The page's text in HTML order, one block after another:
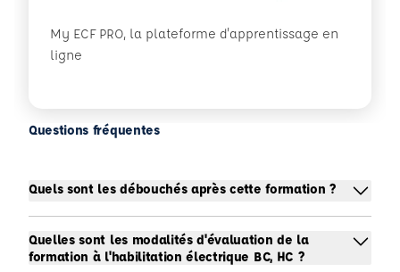
My ECF PRO, la plateforme d'apprentissage en
ligne
Questions fréquentes
Quels sont les débouchés après cette formation ?
Quelles sont les modalités d'évaluation de la
formation à l'habilitation électrique BC, HC ?